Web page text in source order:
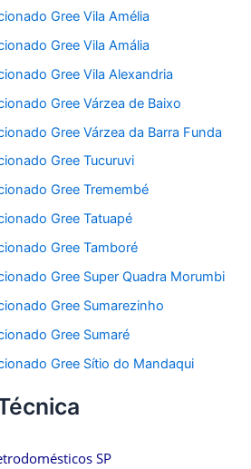
Gree Vila Amélia
Gree Vila Amália
Gree Vila Alexandria
Gree Várzea de Baixo
Gree Várzea da Barra Funda
Gree Tucuruvi
Gree Tremembé
Gree Tatuapé
Gree Tamboré
Gree Super Quadra Morumbi
Gree Sumarezinho
Gree Sumaré
Gree Sítio do Mandaqui
SP